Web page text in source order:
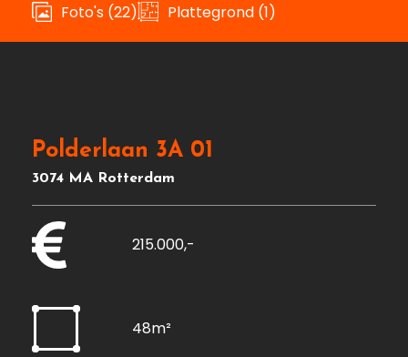
Foto's (22) Plattegrond (1)
Polderlaan 3A 01
3074 MA Rotterdam
215.000,-
48m²